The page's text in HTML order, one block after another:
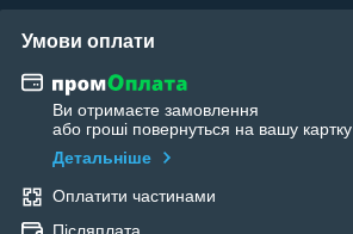
Умови оплати
Ви отримаєте замовлення
або гроші повернуться на вашу картку
Детальніше
Оплатити частинами